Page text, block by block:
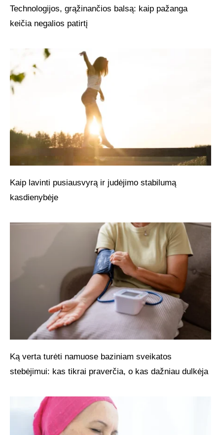
Technologijos, grąžinančios balsą: kaip pažanga
keičia negalios patirtį
Kaip lavinti pusiausvyrą ir judėjimo stabilumą
kasdienybėje
Ką verta turėti namuose baziniam sveikatos
stebėjimui: kas tikrai praverčia, o kas dažniau dulkėja